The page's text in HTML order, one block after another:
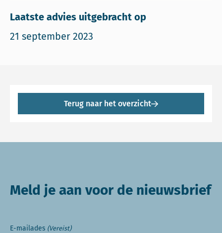
Laatste advies uitgebracht op
21 september 2023
Terug naar het overzicht
Meld je aan voor de nieuwsbrief
E-mailades (Vereist)